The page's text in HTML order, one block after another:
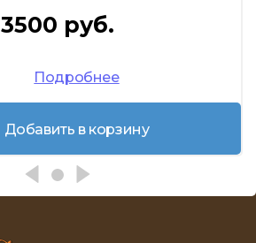
3500 руб.
Подробнее
Добавить в корзину